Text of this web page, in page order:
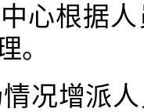
心根据
。
况增派